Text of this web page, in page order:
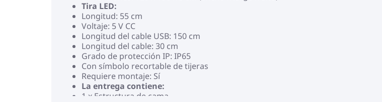
Tira LED:
Longitud: 55 cm
Voltaje: 5 V CC
Longitud del cable USB: 150 cm
Longitud del cable: 30 cm
Grado de protección IP: IP65
Con símbolo recortable de tijeras
Requiere montaje: Sí
La entrega contiene:
1 x Estructura de cama